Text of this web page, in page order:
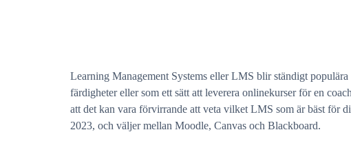
Learning Management Systems eller LMS blir ständigt
färdigheter eller som ett sätt att leverera onlinekurser för en
att det kan vara förvirrande att veta vilket LMS som är bäst för
2023, och väljer mellan Moodle, Canvas och Blackboard.